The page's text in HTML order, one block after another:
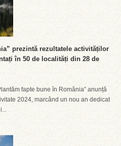
prezintă rezultatele activităților
în 50 de localități din 28 de
fapte bune în România” anunță
2024, marcând un nou an dedicat